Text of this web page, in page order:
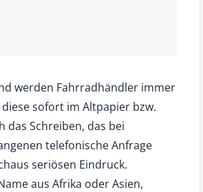
werden Fahrradhändler immer
sofort im Altpapier bzw.
das Schreiben, das bei
telefonische Anfrage
seriösen Eindruck.
aus Afrika oder Asien,